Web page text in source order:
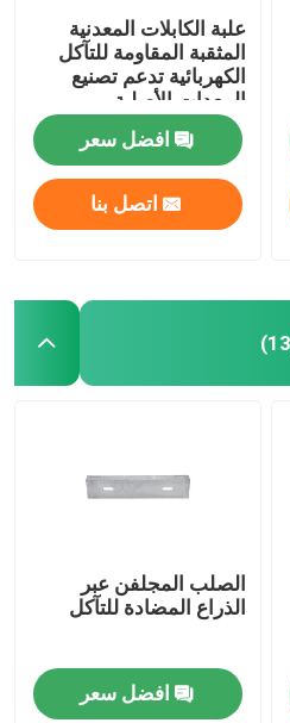
علبة الكابلات المعدنية
المثقبة المقاومة للتآكل
الكهربائية تدعم تصنيع
المعدات الأصلية
افضل سعر
اتصل بنا
الصلب المجلفن عبر
الذراع المضادة للتآكل
افضل سعر